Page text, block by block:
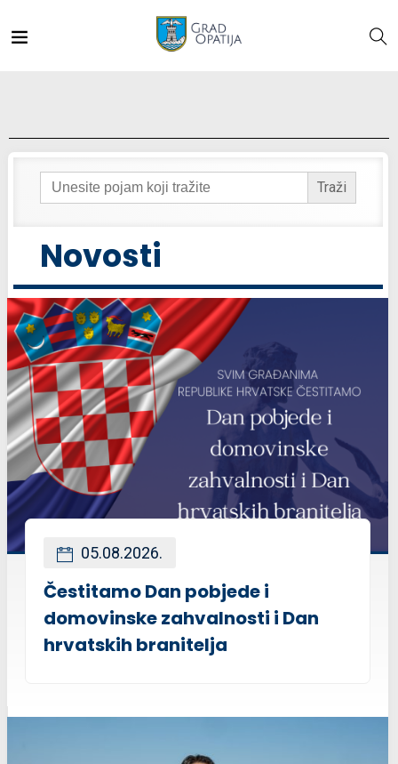
Search
for:
Novosti
05.08.2026.
Čestitamo Dan pobjede i
domovinske zahvalnosti i Dan
hrvatskih branitelja